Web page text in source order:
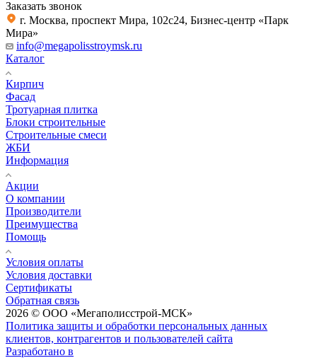
Заказать звонок
г. Москва, проспект Мира, 102с24, Бизнес-центр «Парк
Мира»
info@megapolisstroymsk.ru
Каталог
Кирпич
Фасад
Тротуарная плитка
Блоки строительные
Строительные смеси
ЖБИ
Информация
Акции
О компании
Производители
Преимущества
Помощь
Условия оплаты
Условия доставки
Сертификаты
Обратная связь
2026 © ООО «Мегаполисстрой-МСК»
Политика защиты и обработки персональных данных
клиентов, контрагентов и пользователей сайта
Разработано в